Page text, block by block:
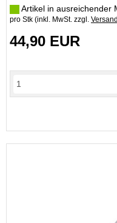
Artikel in ausreichender
pro Stk (inkl. MwSt. zzgl.
44,90 EUR